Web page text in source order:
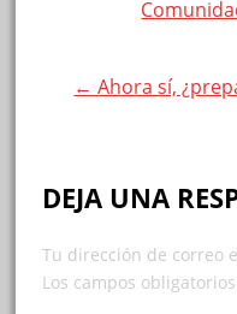
← Ahora sí,
DEJA UNA
Tu dirección de correo
Los campos